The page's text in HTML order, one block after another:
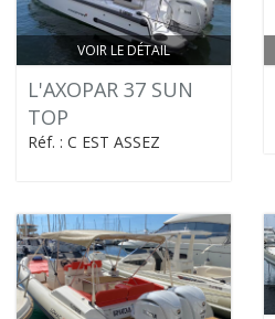
VOIR LE DÉTAIL
L'AXOPAR 37 SUN
TOP
Réf. : C EST ASSEZ